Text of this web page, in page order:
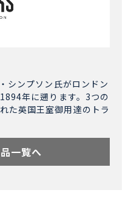
シンプソン氏がロンドン
年に遡ります。3つの
た英国王室御用達のトラ
一覧へ